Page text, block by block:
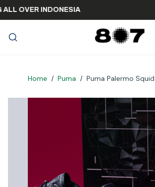
ALL OVER INDONESIA
Home / Puma / Puma Palermo